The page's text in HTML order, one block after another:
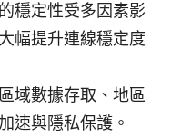
穩定性受多因素影
幅提升連線穩定度
域數據存取、地區
速與隱私保護。